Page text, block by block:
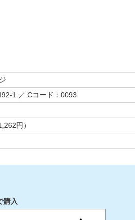
1 ／ Cコード：0093
円）
購入